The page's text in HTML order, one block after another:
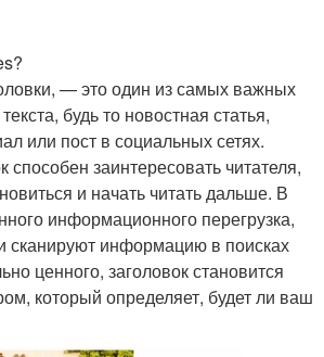
— это один из самых важных
будь то новостная статья,
или пост в социальных сетях.
заинтересовать читателя,
и начать читать дальше. В
информационного перегрузка,
сканируют информацию в поисках
ценного, заголовок становится
который определяет, будет ли ваш